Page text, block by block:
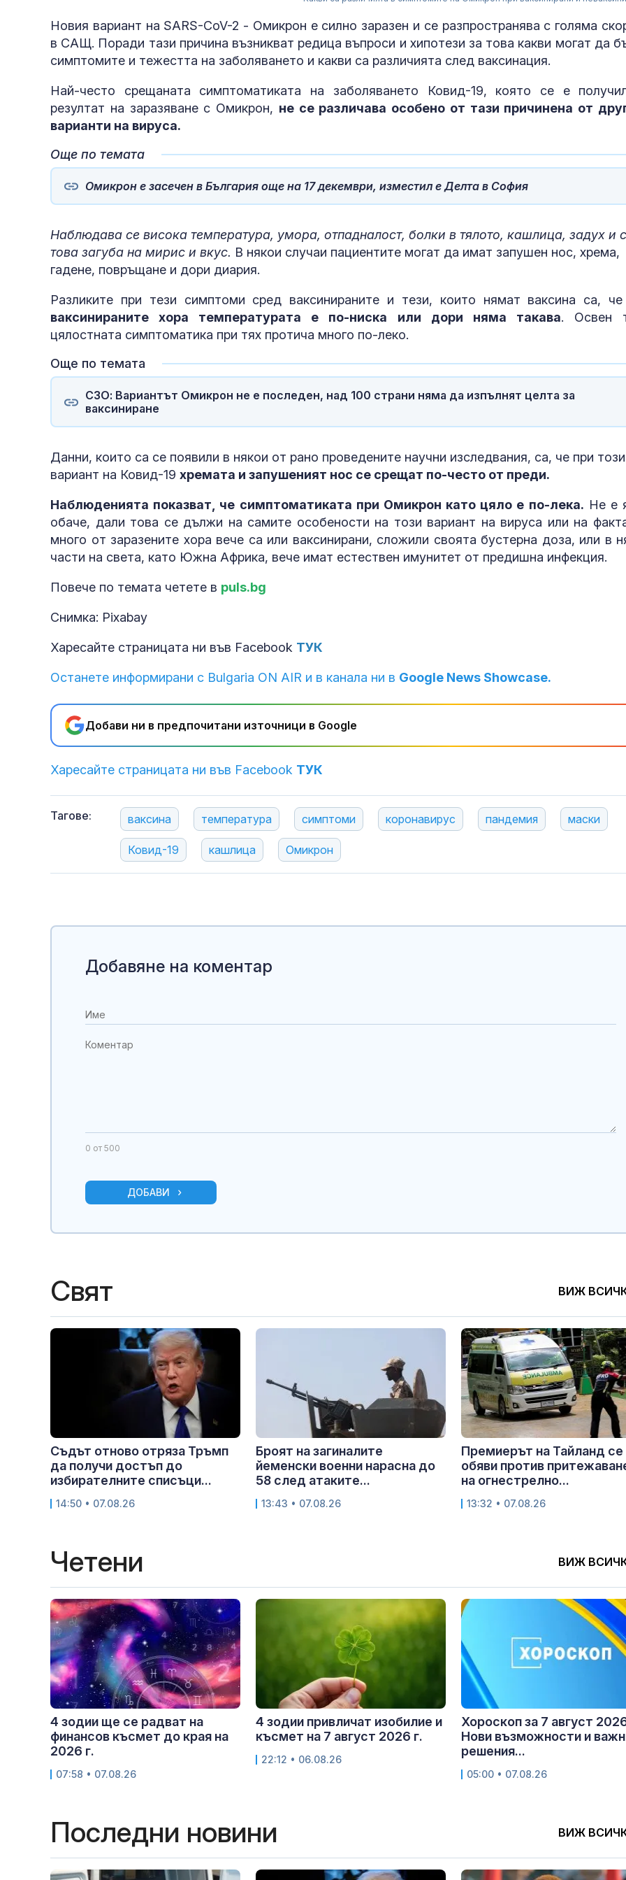
Новия вариант на SARS-CoV-2 - Омикрон е силно заразен и се разпространява с голяма
в САЩ. Поради тази причина възникват редица въпроси и хипотези за това какви могат да
симптомите и тежестта на заболяването и какви са различията след ваксинация.
Най-често срещаната симптоматиката на заболяването Ковид-19, която се е
резултат на заразяване с Омикрон, не се различава особено от тази причинена от
варианти на вируса.
Още по темата
Омикрон е засечен в България още на 17 декември, изместил е Делта в София
Наблюдава се висока температура, умора, отпадналост, болки в тялото, кашлица, задух и
това загуба на мирис и вкус. В някои случаи пациентите могат да имат запушен нос, хрема,
гадене, повръщане и дори диария.
Разликите при тези симптоми сред ваксинираните и тези, които нямат ваксина са,
ваксинираните хора температурата е по-ниска или дори няма такава. Освен
цялостната симптоматика при тях протича много по-леко.
Още по темата
СЗО: Вариантът Омикрон не е последен, над 100 страни няма да изпълнят целта за
ваксиниране
Данни, които са се появили в някои от рано проведените научни изследвания, са, че при този
вариант на Ковид-19 хремата и запушеният нос се срещат по-често от преди.
Наблюденията показват, че симптоматиката при Омикрон като цяло е по-лека. Не е
обаче, дали това се дължи на самите особености на този вариант на вируса или на
много от заразените хора вече са или ваксинирани, сложили своята бустерна доза, или в
части на света, като Южна Африка, вече имат естествен имунитет от предишна инфекция.
Повече по темата четете в puls.bg
Снимка: Pixabay
Харесайте страницата ни във Facebook ТУК
Останете информирани с Bulgaria ON AIR и в канала ни в Google News Showcase.
Добави ни в предпочитани източници в Google
Харесайте страницата ни във Facebook ТУК
Тагове: ваксина температура симптоми коронавирус пандемия маски
Ковид-19 кашлица Омикрон
ЕС с нови
отговор на
въздушни
Съдът
младежите,
Шофьори на
кабината е 50
протести в
Добавяне на коментар
0 от 500
ДОБАВИ
Свят ВИЖ
Съдът отново отряза Тръмп
да получи достъп до
избирателните списъци...
14:50 • 07.08.26
Броят на загиналите
йеменски военни нарасна до
58 след атаките...
13:43 • 07.08.26
Премиерът на Тайланд се
обяви против
на огнестрелно...
13:32 • 07.08.26
Четени ВИЖ
4 зодии ще се радват на
финансов късмет до края на
2026 г.
07:58 • 07.08.26
4 зодии привличат изобилие и
късмет на 7 август 2026 г.
22:12 • 06.08.26
Хороскоп за 7 август
Нови възможности и
решения...
05:00 • 07.08.26
Последни новини ВИЖ